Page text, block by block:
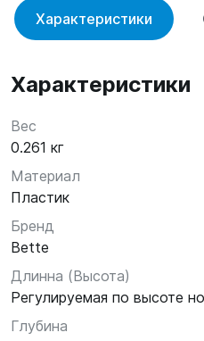
Характеристики
Характеристики
Вес
0.261 кг
Материал
Пластик
Бренд
Bette
Длинна (Высота)
Регулируемая по высоте
Глубина